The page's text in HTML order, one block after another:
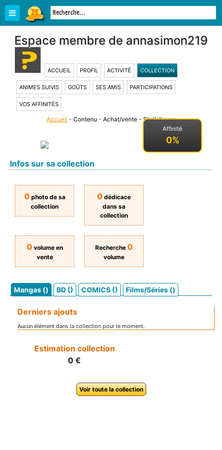
Espace membre de annasimon219
ACCUEIL PROFIL ACTIVITÉ COLLECTION
ANIMES SUIVIS GOÛTS SES AMIS PARTICIPATIONS
VOS AFFINITÉS
Affinité
0%
Accueil - Contenu - Achat/vente - Statistiques-
Infos sur sa collection
0photo de sa
collection
0 dédicace
dans sa
collection
0volume en
vente
Recherche 0
volume
Mangas () BD () COMICS () Films/Séries ()
Derniers ajouts
Aucun élément dans la collection pour le moment.
Estimation collection
0 €
Voir toute la collection